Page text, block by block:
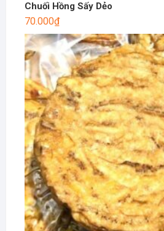
Chuối Hồng Sấy Dẻo
70.000₫